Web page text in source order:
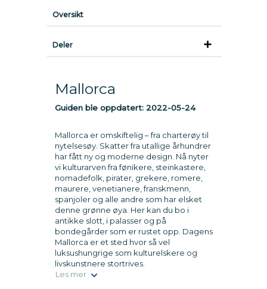
Oversikt
Deler
Mallorca
Guiden ble oppdatert: 2022-05-24
Mallorca er omskiftelig – fra charterøy til
nytelsesøy. Skatter fra utallige århundrer
har fått ny og moderne design. Nå nyter
vi kulturarven fra fønikere, steinkastere,
nomadefolk, pirater, grekere, romere,
maurere, venetianere, franskmenn,
spanjoler og alle andre som har elsket
denne grønne øya. Her kan du bo i
antikke slott, i palasser og på
bondegårder som er rustet opp. Dagens
Mallorca er et sted hvor så vel
luksushungrige som kulturelskere og
livskunstnere stortrives.
Les mer